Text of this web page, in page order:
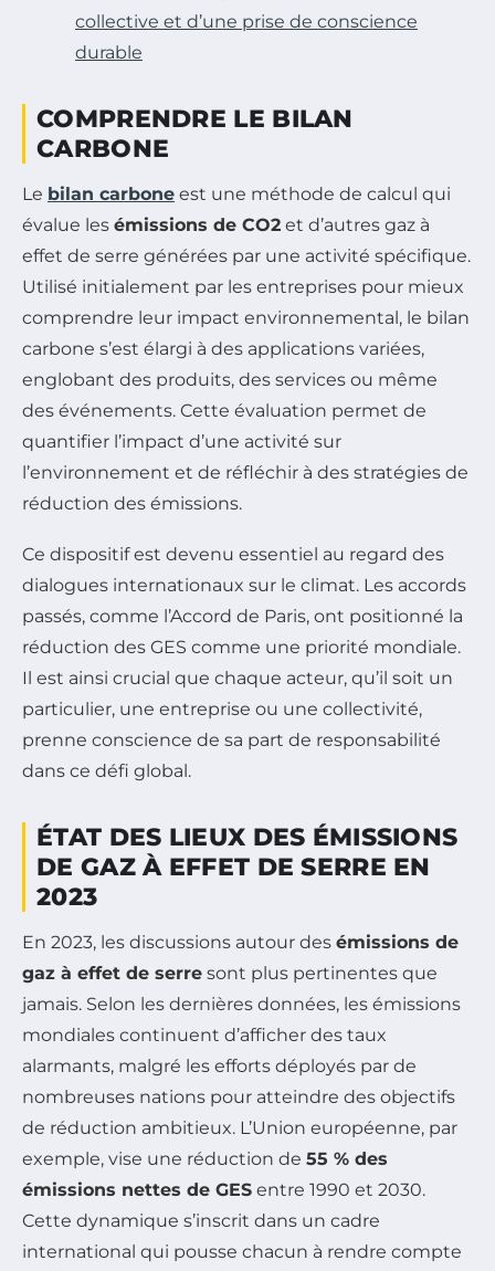
collective et d’une prise de conscience
durable
COMPRENDRE LE BILAN
CARBONE
Le bilan carbone est une méthode de calcul qui
évalue les émissions de CO2 et d’autres gaz à
effet de serre générées par une activité spécifique.
Utilisé initialement par les entreprises pour mieux
comprendre leur impact environnemental, le bilan
carbone s’est élargi à des applications variées,
englobant des produits, des services ou même
des événements. Cette évaluation permet de
quantifier l’impact d’une activité sur
l’environnement et de réfléchir à des stratégies de
réduction des émissions.
Ce dispositif est devenu essentiel au regard des
dialogues internationaux sur le climat. Les accords
passés, comme l’Accord de Paris, ont positionné la
réduction des GES comme une priorité mondiale.
Il est ainsi crucial que chaque acteur, qu’il soit un
particulier, une entreprise ou une collectivité,
prenne conscience de sa part de responsabilité
dans ce défi global.
ÉTAT DES LIEUX DES ÉMISSIONS
DE GAZ À EFFET DE SERRE EN
2023
En 2023, les discussions autour des émissions de
gaz à effet de serre sont plus pertinentes que
jamais. Selon les dernières données, les émissions
mondiales continuent d’afficher des taux
alarmants, malgré les efforts déployés par de
nombreuses nations pour atteindre des objectifs
de réduction ambitieux. L’Union européenne, par
exemple, vise une réduction de 55 % des
émissions nettes de GES entre 1990 et 2030.
Cette dynamique s’inscrit dans un cadre
international qui pousse chacun à rendre compte